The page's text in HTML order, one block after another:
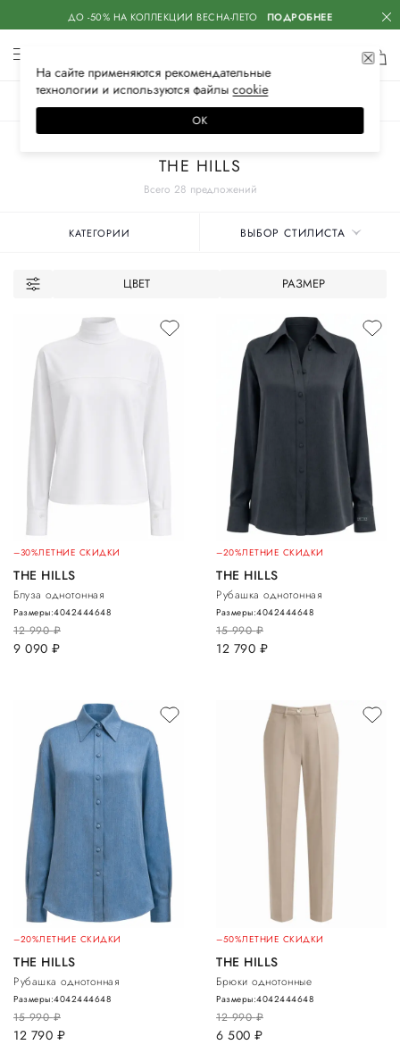
ДО -50% НА КОЛЛЕКЦИИ ВЕСНА-ЛЕТО ПОДРОБНЕЕ
Всего 28 предложений
THE HILLS
КАТЕГОРИИ ВЫБОР СТИЛИСТА
ЦВЕТ РАЗМЕР
–30%ЛЕТНИЕ СКИДКИ
THE HILLS
Блуза однотонная
12 990руб.
9 090 руб.
Размеры:4042444648
–20%ЛЕТНИЕ СКИДКИ
THE HILLS
Рубашка однотонная
15 990руб.
12 790 руб.
Размеры:4042444648
–20%ЛЕТНИЕ СКИДКИ
THE HILLS
Рубашка однотонная
15 990руб.
12 790 руб.
Размеры:4042444648
–50%ЛЕТНИЕ СКИДКИ
THE HILLS
Брюки однотонные
12 990руб.
6 500 руб.
Размеры:4042444648
На сайте применяются рекомендательные
технологии и используются файлысооkiе
ОК